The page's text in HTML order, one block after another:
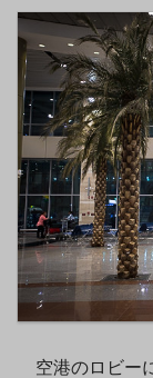
空港のロビー